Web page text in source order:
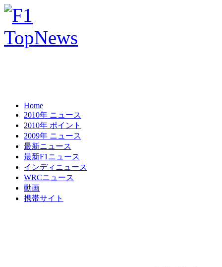
Home
2010年 ニュース
2010年 ポイント
2009年 ニュース
最新ニュース
最新F1ニュース
インディニュース
WRCニュース
動画
携帯サイト